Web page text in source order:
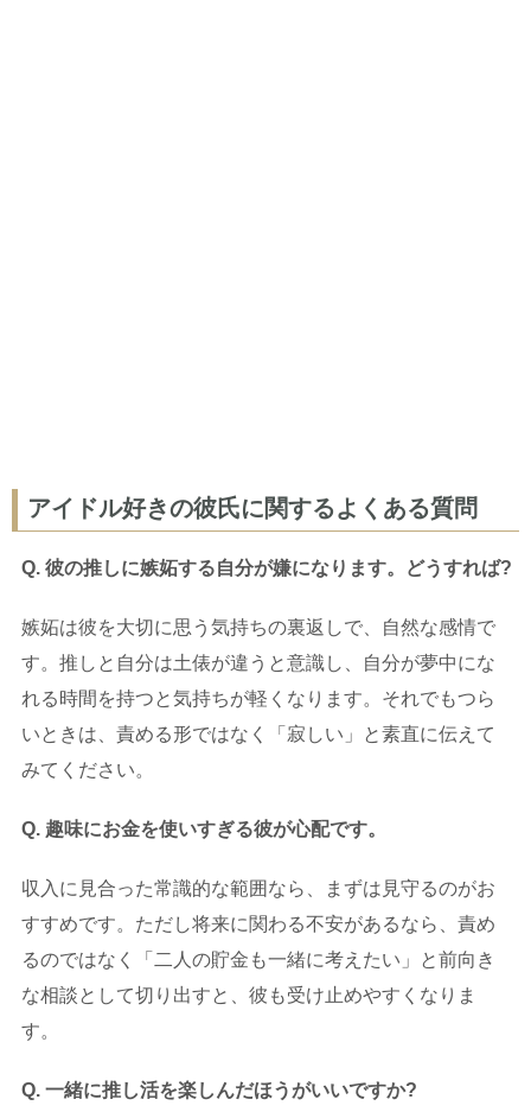
アイドル好きの彼氏に関するよくある質問
Q. 彼の推しに嫉妬する自分が嫌になります。どうすれば?
嫉妬は彼を大切に思う気持ちの裏返しで、自然な感情で
す。推しと自分は土俵が違うと意識し、自分が夢中にな
れる時間を持つと気持ちが軽くなります。それでもつら
いときは、責める形ではなく「寂しい」と素直に伝えて
みてください。
Q. 趣味にお金を使いすぎる彼が心配です。
収入に見合った常識的な範囲なら、まずは見守るのがお
すすめです。ただし将来に関わる不安があるなら、責め
るのではなく「二人の貯金も一緒に考えたい」と前向き
な相談として切り出すと、彼も受け止めやすくなりま
す。
Q. 一緒に推し活を楽しんだほうがいいですか?